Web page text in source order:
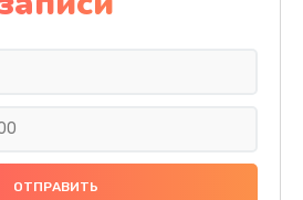
разъема питания
600 руб.